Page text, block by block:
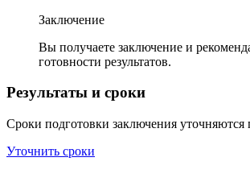
Заключение
Вы получаете заключение и
готовности результатов.
Результаты и сроки
Сроки подготовки заключения уточняются
Уточнить сроки